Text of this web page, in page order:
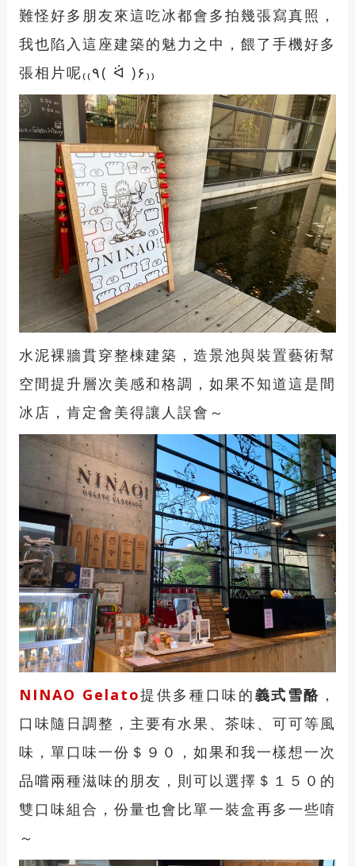
難怪好多朋友來這吃冰都會多拍幾張寫真照，
我也陷入這座建築的魅力之中，餵了手機好多
張相片呢₍₍٩( ᐛ )۶₎₎
水泥裸牆貫穿整棟建築，造景池與裝置藝術幫
空間提升層次美感和格調，如果不知道這是間
冰店，肯定會美得讓人誤會～
NINAO Gelato提供多種口味的義式雪酪 ，
口味隨日調整，主要有水果、茶味、可可等風
味，單口味一份＄９０，如果和我一樣想一次
品嚐兩種滋味的朋友，則可以選擇＄１５０的
雙口味組合，份量也會比單一裝盒再多一些唷
～